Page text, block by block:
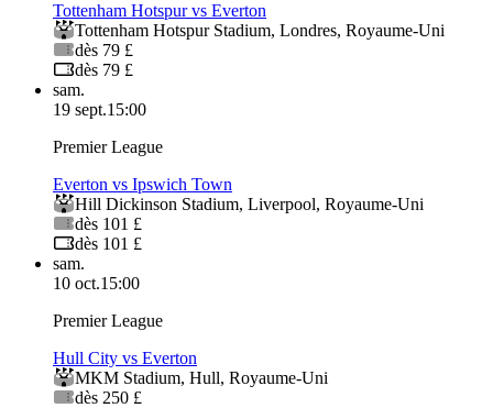
Tottenham Hotspur vs Everton
Tottenham Hotspur Stadium, Londres, Royaume-Uni
dès 79 £
dès 79 £
sam.
19 sept.15:00
Premier League
Everton vs Ipswich Town
Hill Dickinson Stadium, Liverpool, Royaume-Uni
dès 101 £
dès 101 £
sam.
10 oct.15:00
Premier League
Hull City vs Everton
MKM Stadium, Hull, Royaume-Uni
dès 250 £